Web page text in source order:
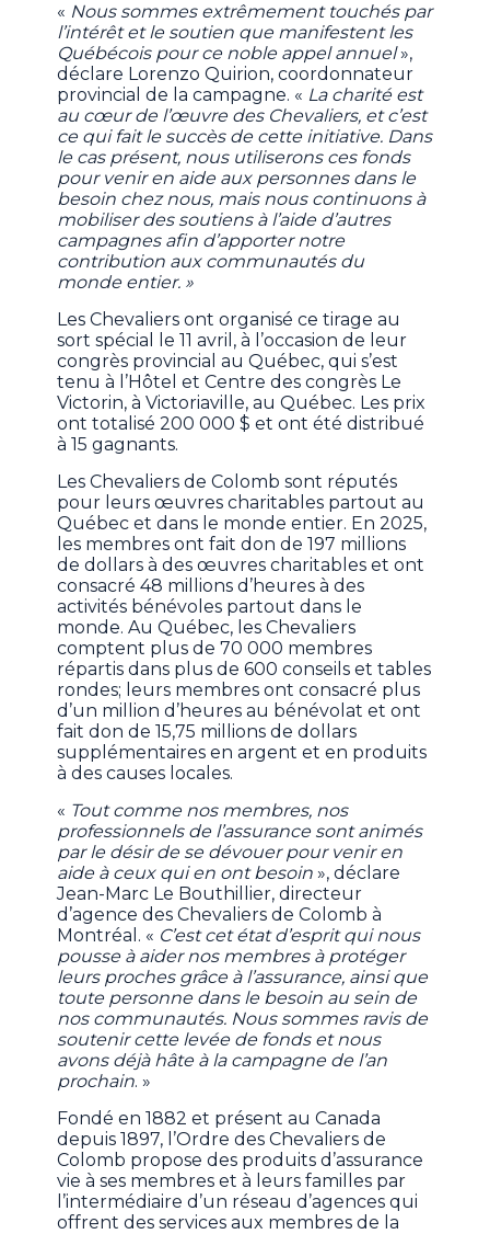
« Nous sommes extrêmement touchés par
l’intérêt et le soutien que manifestent les
Québécois pour ce noble appel annuel»,
déclare Lorenzo Quirion, coordonnateur
provincial de la campagne. « La charité est
au cœur de l’œuvre des Chevaliers, et c’est
ce qui fait le succès de cette initiative. Dans
le cas présent, nous utiliserons ces fonds
pour venir en aide aux personnes dans le
besoin chez nous, mais nous continuons à
mobiliser des soutiens à l’aide d’autres
campagnes afin d’apporter notre
contribution aux communautés du
monde entier. »
Les Chevaliers ont organisé ce tirage au
sort spécial le 11 avril, à l’occasion de leur
congrès provincial au Québec, qui s’est
tenu à l’Hôtel et Centre des congrès Le
Victorin, à Victoriaville, au Québec. Les prix
ont totalisé 200 000 $ et ont été distribué
à 15 gagnants.
Les Chevaliers de Colomb sont réputés
pour leurs œuvres charitables partout au
Québec et dans le monde entier. En 2025,
les membres ont fait don de 197 millions
de dollars à des œuvres charitables et ont
consacré 48 millions d’heures à des
activités bénévoles partout dans le
monde. Au Québec, les Chevaliers
comptent plus de 70 000 membres
répartis dans plus de 600 conseils et tables
rondes; leurs membres ont consacré plus
d’un million d’heures au bénévolat et ont
fait don de 15,75 millions de dollars
supplémentaires en argent et en produits
à des causes locales.
« Tout comme nos membres, nos
professionnels de l’assurance sont animés
par le désir de se dévouer pour venir en
aide à ceux qui en ont besoin», déclare
Jean-Marc Le Bouthillier, directeur
d’agence des Chevaliers de Colomb à
Montréal. « C’est cet état d’esprit qui nous
pousse à aider nos membres à protéger
leurs proches grâce à l’assurance, ainsi que
toute personne dans le besoin au sein de
nos communautés. Nous sommes ravis de
soutenir cette levée de fonds et nous
avons déjà hâte à la campagne de l’an
prochain. »
Fondé en 1882 et présent au Canada
depuis 1897, l’Ordre des Chevaliers de
Colomb propose des produits d’assurance
vie à ses membres et à leurs familles par
l’intermédiaire d’un réseau d’agences qui
offrent des services aux membres de la